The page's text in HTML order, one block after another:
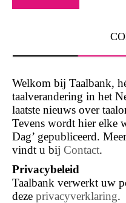
Welkom bij Taalbank,
taalverandering in het
laatste nieuws over
Tevens wordt hier elke
Dag’ gepubliceerd.
vindt u bij Contact.
Privacybeleid
Taalbank verwerkt uw
deze privacyverklaring.